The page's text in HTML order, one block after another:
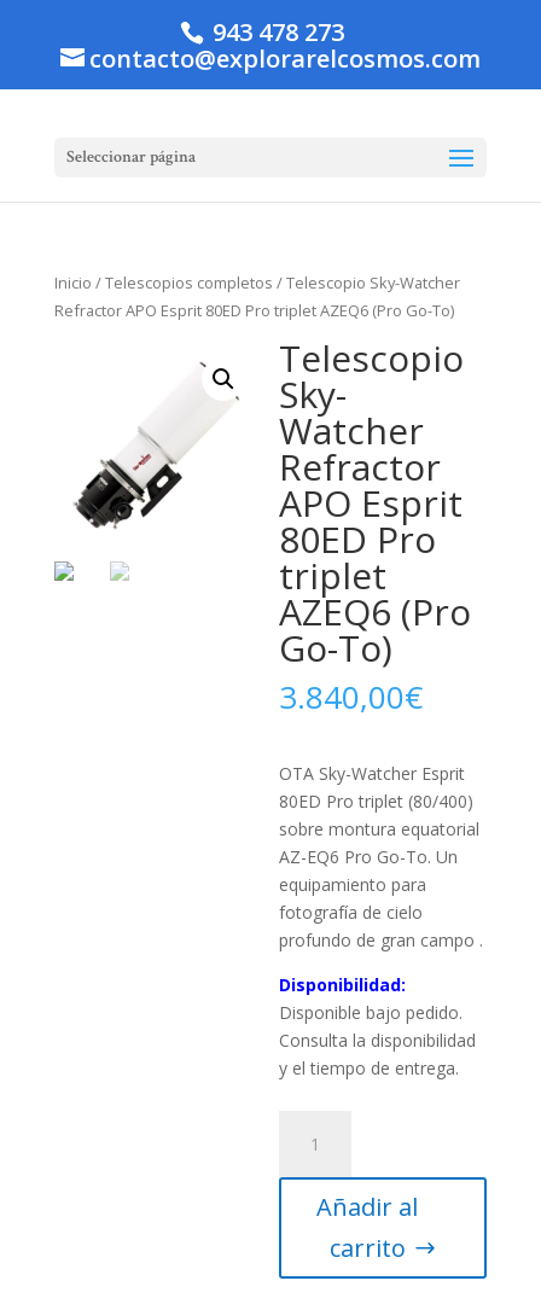
943 478 273
contacto@explorarelcosmos.com
Seleccionar página
Inicio /Telescopios completos / Telescopio Sky-Watcher
Refractor APO Esprit 80ED Pro triplet AZEQ6 (Pro Go-To)
Telescopio
Sky-
Watcher
Refractor
APO Esprit
80ED Pro
triplet
AZEQ6 (Pro
Go-To)
3.840,00€
OTA Sky-Watcher Esprit
80ED Pro triplet (80/400)
sobre montura equatorial
AZ-EQ6 Pro Go-To. Un
equipamiento para
fotografía de cielo
profundo de gran campo .
Disponibilidad:
Disponible bajo pedido.
Consulta la disponibilidad
y el tiempo de entrega.
Watcher
Refractor
Añadir al
carrito